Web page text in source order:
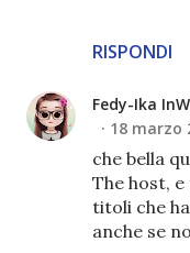
RISPONDI
Fedy-Ika
18 marzo
che bella
The host,
titoli che
anche se